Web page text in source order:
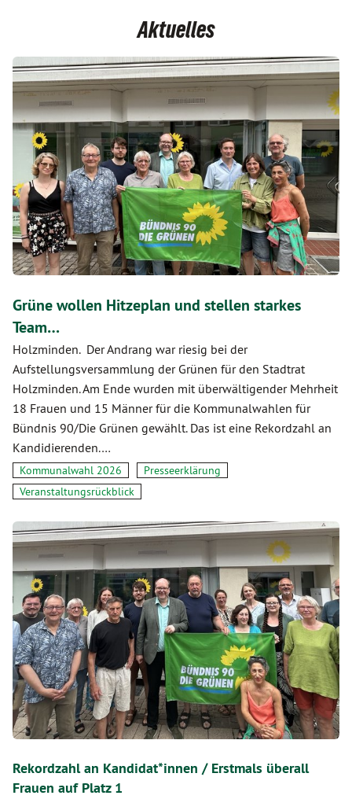
Aktuelles
Grüne wollen Hitzeplan und stellen starkes
Team…
Holzminden. Der Andrang war riesig bei der
Aufstellungsversammlung der Grünen für den Stadtrat
Holzminden. Am Ende wurden mit überwältigender Mehrheit
18 Frauen und 15 Männer für die Kommunalwahlen für
Bündnis 90/Die Grünen gewählt. Das ist eine Rekordzahl an
Kandidierenden.…
Kommunalwahl 2026
Presseerklärung
Veranstaltungsrückblick
Rekordzahl an Kandidat*innen / Erstmals überall
Frauen auf Platz 1